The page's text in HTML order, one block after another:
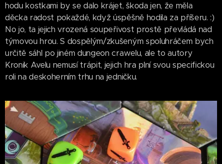
hodu kostkami by se dalo krájet, škoda jen, že měla
děcka radost pokaždé, když úspěšně hodila za příšeru. :)
No jo, ta jejich vrozená soupeřivost prostě převládá nad
týmovou hrou. S dospělým/zkušeným spoluhráčem bych
určitě sáhl po jiném dungeon crawelu, ale to autory
Kronik Avelu nemusí trápit, jejich hra plní svou specifickou
roli na deskoherním trhu na jedničku.